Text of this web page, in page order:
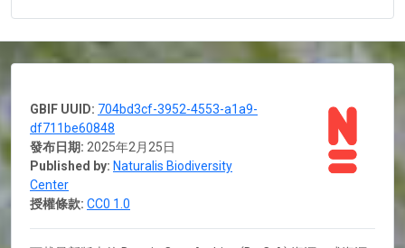
GBIF UUID: 704bd3cf-3952-4553-a1a9-
df711be60848
發布日期: 2025年2月25日
Published by: Naturalis Biodiversity
Center
授權條款: CC0 1.0